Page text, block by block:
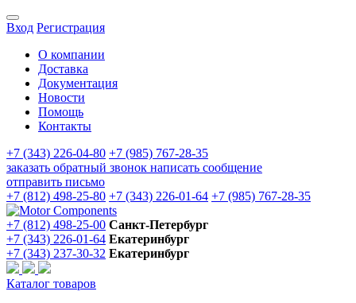
Вход Регистрация
О компании
Доставка
Документация
Новости
Помощь
Контакты
+7 (343) 226-04-80 +7 (985) 767-28-35
заказать обратный звонок написать сообщение
отправить письмо
+7 (812) 498-25-80 +7 (343) 226-01-64 +7 (985) 767-28-35
+7 (812) 498-25-00 Санкт-Петербург
+7 (343) 226-01-64 Екатеринбург
+7 (343) 237-30-32 Екатеринбург
Каталог товаров